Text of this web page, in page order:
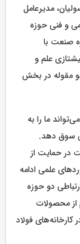
مدیرعامل
و فنی حوزه
صنعت با
علم و
مقوله در بخش
ما را به
سوق دهد.
در حمایت از
علمی ادامه
دو حوزه
محصولات
فولاد